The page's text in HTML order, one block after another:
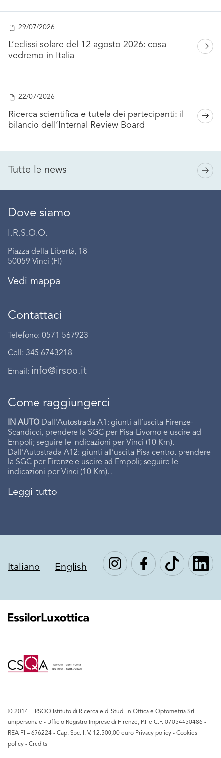
29/07/2026
L’eclissi solare del 12 agosto 2026: cosa
vedremo in Italia
22/07/2026
Ricerca scientifica e tutela dei partecipanti: il
bilancio dell’Internal Review Board
Tutte le news
Dove siamo
I.R.S.O.O.
Piazza della Libertà, 18
50059 Vinci (FI)
Vedi mappa
Contattaci
Telefono: 0571 567923
Cell: 345 6743218
Email: info@irsoo.it
Come raggiungerci
IN AUTODall'Autostrada A1: giunti all’uscita Firenze-
Scandicci, prendere la SGC per Pisa-Livorno e uscire ad
Empoli; seguire le indicazioni per Vinci (10 Km).
Dall’Autostrada A12: giunti all’uscita Pisa centro, prendere
la SGC per Firenze e uscire ad Empoli; seguire le
indicazioni per Vinci (10 Km)...
Leggi tutto
Italiano English
© 2014 - IRSOO Istituto di Ricerca e di Studi in Ottica e Optometria Srl
unipersonale - Ufficio Registro Imprese di Firenze, P.I. e C.F. ‍07054450486 -
REA FI – 676224 - Cap. Soc. I. V. 12.500,00 euro Privacy policy - Cookies
policy - Credits